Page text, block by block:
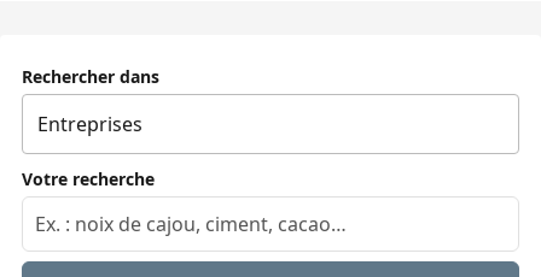
Rechercher dans
Votre recherche